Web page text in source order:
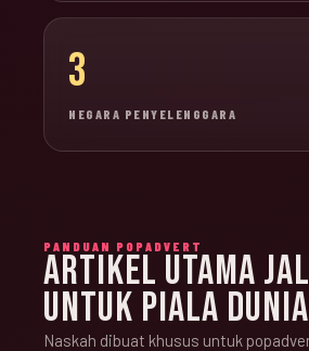
3
NEGARA PENYELENGGARA
PANDUAN POPADVERT
ARTIKEL UTAMA
UNTUK PIALA
Naskah dibuat khusus untuk